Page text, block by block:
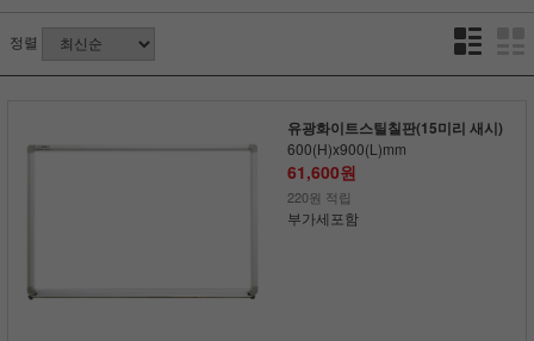
정렬
유광화이트스틸칠판(15미리 새시)
600(H)x900(L)mm
61,600원
220원 적립
부가세포함